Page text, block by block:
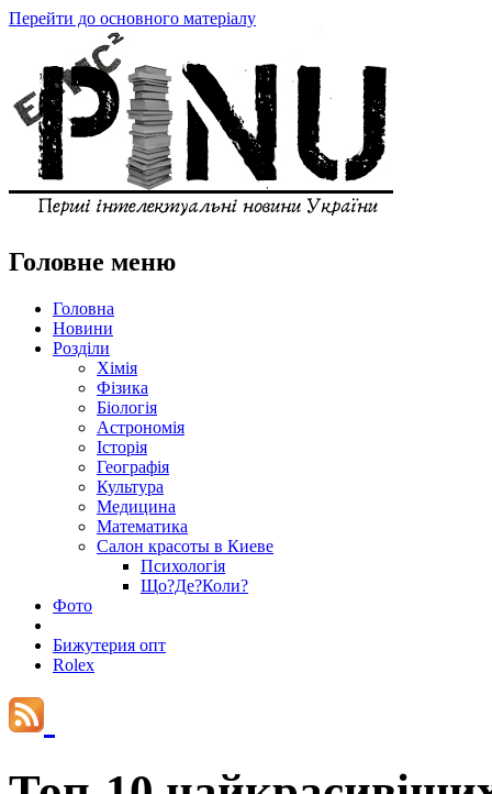
Перейти до основного матеріалу
Головне меню
Головна
Новини
Розділи
Хімія
Фізика
Біологія
Астрономія
Історія
Географія
Культура
Медицина
Математика
Салон красоты в Киеве
Психологія
Що?Де?Коли?
Фото
Бижутерия опт
Rolex